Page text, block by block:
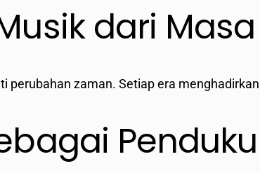
dari
perubahan zaman. Setiap era